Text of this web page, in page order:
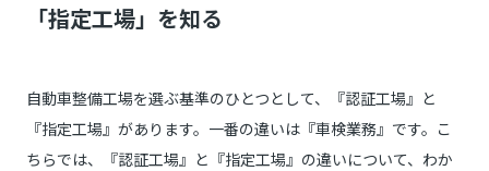
「指定工場」を知る
自動車整備工場を選ぶ基準のひとつとして、『認証工場』と
『指定工場』があります。一番の違いは『車検業務』です。こ
ちらでは、『認証工場』と『指定工場』の違いについて、わか